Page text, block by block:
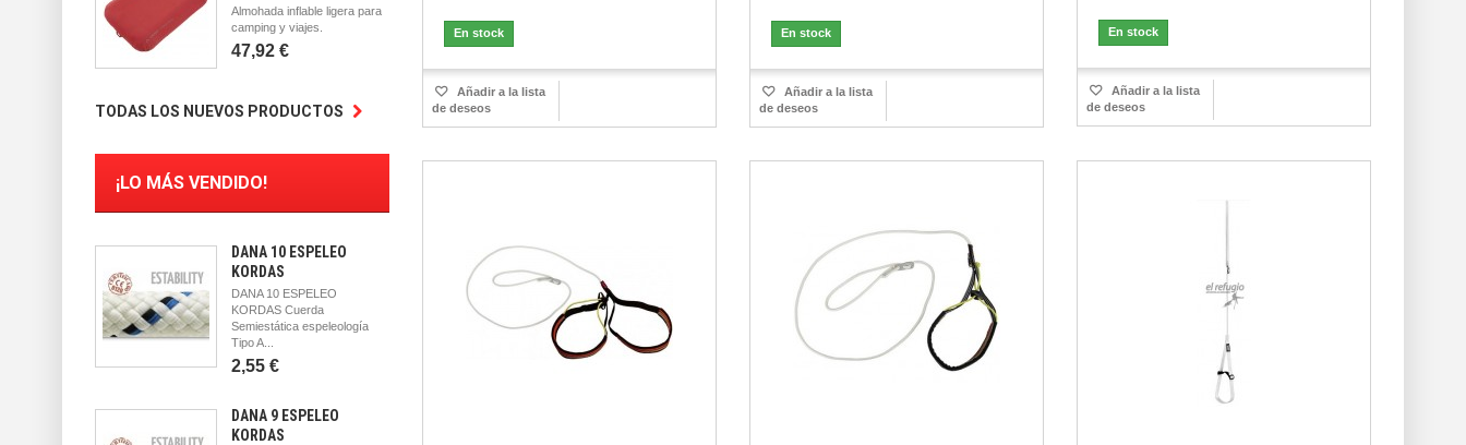
Almohada inflable ligera para
camping y viajes.
47,92 €
TODAS LOS NUEVOS PRODUCTOS
¡LO MÁS VENDIDO!
DANA 10 ESPELEO
KORDAS
DANA 10 ESPELEO
KORDAS Cuerda
Semiestática espeleología
Tipo A...
2,55 €
DANA 9 ESPELEO
KORDAS
En stock
Añadir a la lista
de deseos
En stock
Añadir a la lista
de deseos
En stock
Añadir a la lista
de deseos